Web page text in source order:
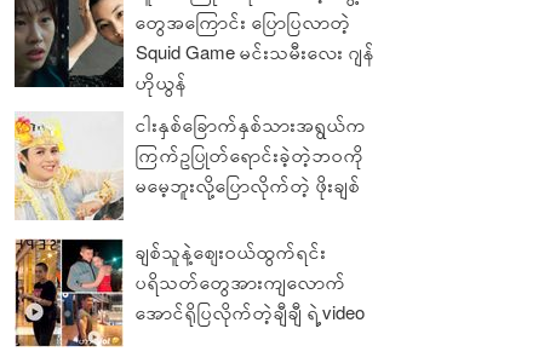
တွေအကြောင်း ပြောပြလာတဲ့
Squid Game မင်းသမီးလေး ဂျန်
ဟိုယွန်
ငါးနှစ်ခြောက်နှစ်သားအရွယ်က
ကြက်ဥပြုတ်ရောင်းခဲ့တဲ့ဘဝကို
မမေ့ဘူးလို့ပြောလိုက်တဲ့ ဖိုးချစ်
ချစ်သူနဲ့ဈေးဝယ်ထွက်ရင်း
ပရိသတ်တွေအားကျလောက်
အောင်ရိုပြလိုက်တဲ့ချီချီ ရဲ့video